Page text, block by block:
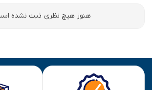
هنوز هیچ نظری ثبت نشده